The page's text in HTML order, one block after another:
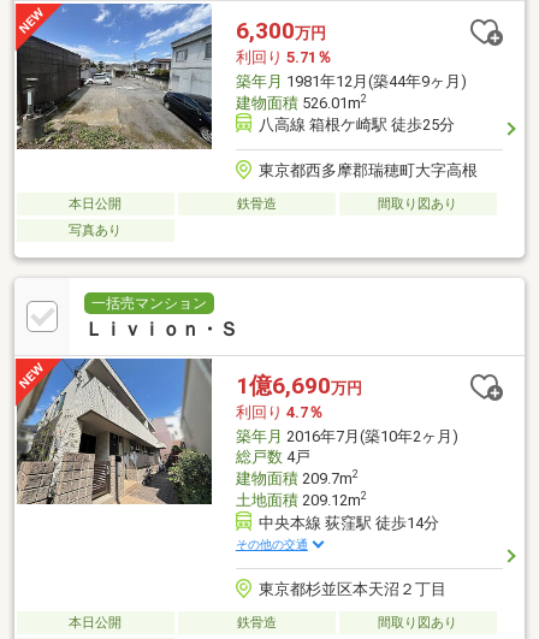
6,300万円
利回り 5.71％
築年月 1981年12月(築44年9ヶ月)
建物面積526.01m2
八高線 箱根ケ崎駅 徒歩25分
東京都西多摩郡瑞穂町大字高根
本日公開 鉄骨造
間取り図あり
写真あり
一括売マンション
Ｌｉｖｉｏｎ・Ｓ
1億6,690万円
利回り 4.7％
築年月 2016年7月(築10年2ヶ月)
総戸数4戸
建物面積209.7m2
土地面積209.12m2
中央本線 荻窪駅 徒歩14分
その他の交通
東京都杉並区本天沼２丁目
本日公開 鉄骨造
間取り図あり